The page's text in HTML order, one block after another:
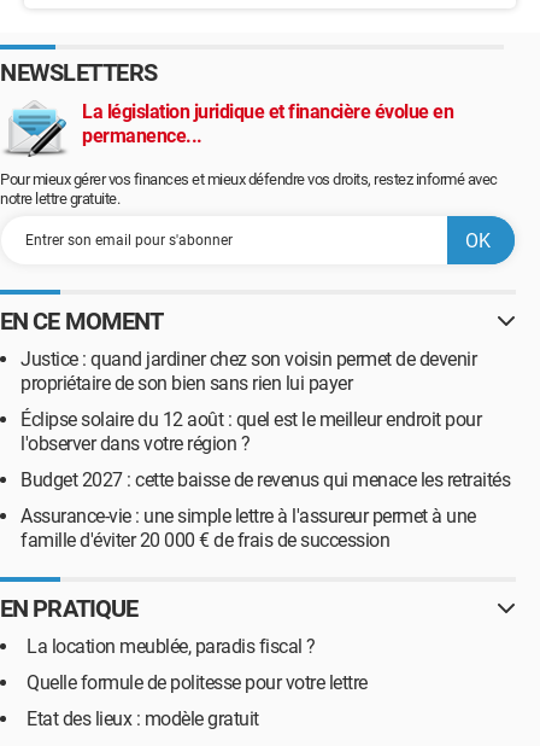
NEWSLETTERS
La législation juridique et financière évolue en
permanence...
Pour mieux gérer vos finances et mieux défendre vos droits, restez informé avec
notre lettre gratuite.
EN CE MOMENT
Justice : quand jardiner chez son voisin permet de devenir
propriétaire de son bien sans rien lui payer
Éclipse solaire du 12 août : quel est le meilleur endroit pour
l'observer dans votre région ?
Budget 2027 : cette baisse de revenus qui menace les retraités
Assurance-vie : une simple lettre à l'assureur permet à une
famille d'éviter 20 000 € de frais de succession
EN PRATIQUE
La location meublée, paradis fiscal ?
Quelle formule de politesse pour votre lettre
Etat des lieux : modèle gratuit